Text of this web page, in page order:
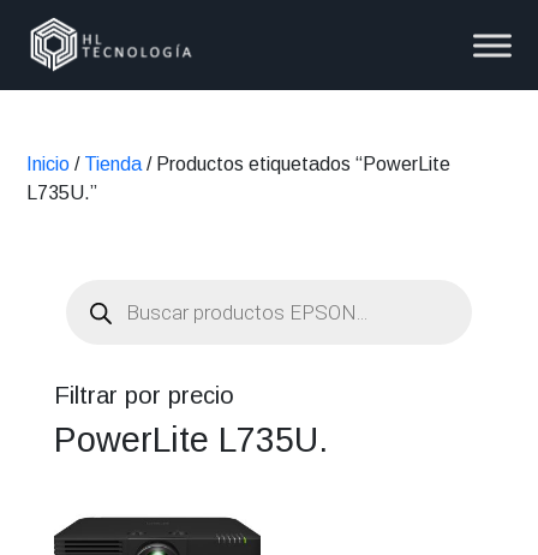
Inicio / Tienda / Productos etiquetados “PowerLite
L735U.”
productos
Filtrar por precio
PowerLite L735U.